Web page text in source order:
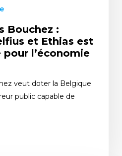
Bouchez :
et Ethias est
l’économie
veut doter la Belgique
public capable de